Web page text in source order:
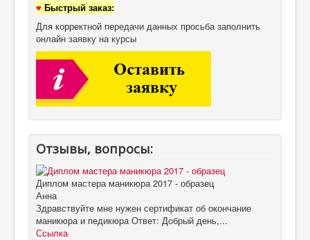
♥ Быстрый заказ:
Для корректной передачи данных просьба заполнить
онлайн заявку на курсы
Отзывы, вопросы:
Диплом мастера маникюра 2017 - образец
Анна
Здравствуйте мне нужен сертификат об окончание
маникюра и педикюра Ответ: Добрый день,...
Ссылка